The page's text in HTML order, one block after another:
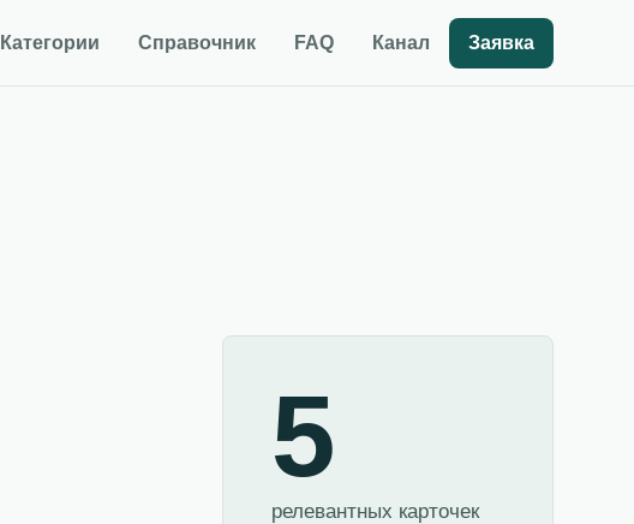
Категории Справочник FAQ Канал Заявка
5
релевантных карточек